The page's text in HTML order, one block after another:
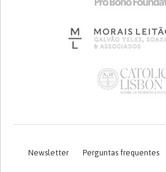
Newsletter Perguntas frequentes